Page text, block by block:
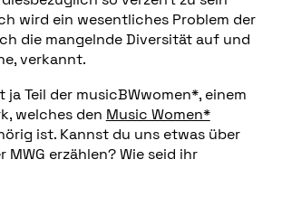
wird ein wesentliches Problem der
die mangelnde Diversität auf und
verkannt.
ja Teil der musicBWwomen*, einem
welches den Music Women*
ist. Kannst du uns etwas über
erzählen? Wie seid ihr